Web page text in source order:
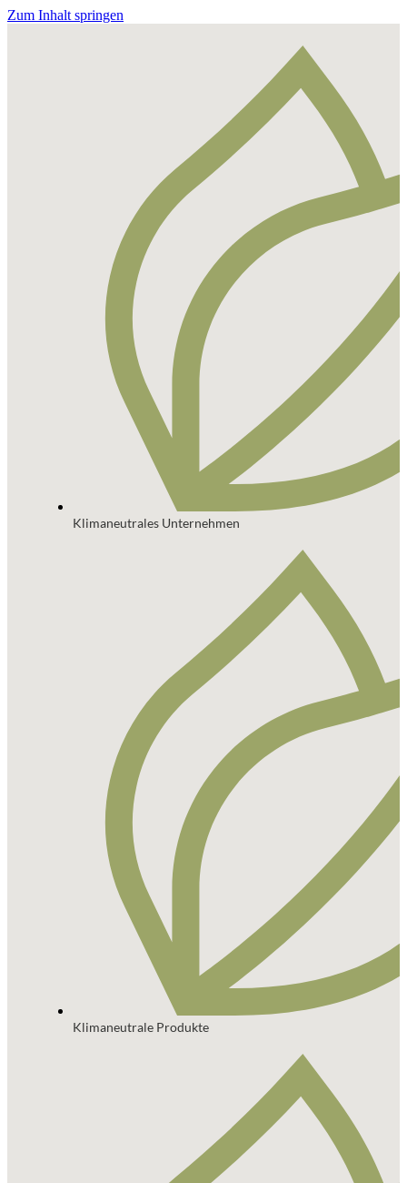
Zum Inhalt springen
Klimaneutrales Unternehmen
Klimaneutrale Produkte